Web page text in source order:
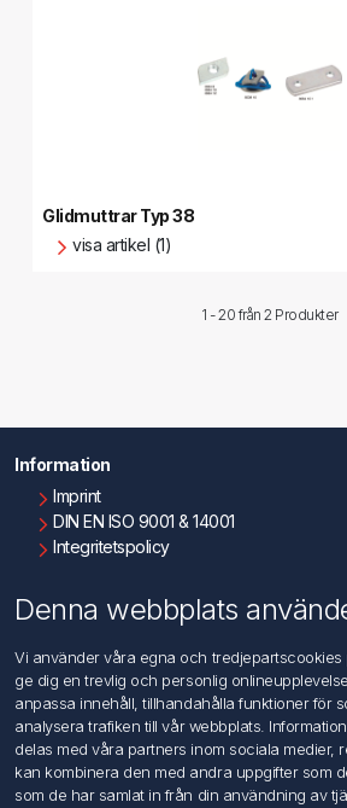
Glidmuttrar Typ 38
visa artikel (1)
1 - 20 från2 Produkter
Information
Imprint
DIN EN ISO 9001 & 14001
Integritetspolicy
Kontakta oss
Kundtjänst
Sök
Mitt konto
Denna webbplats
Vi använder våra egna och
ge dig en trevlig och personlig
anpassa innehåll, tillhandahålla funktioner för
analysera trafiken till vår webbplats.
delas med våra partners inom sociala medier,
kan kombinera den med andra uppgifter som
som de har samlat in från din användning av